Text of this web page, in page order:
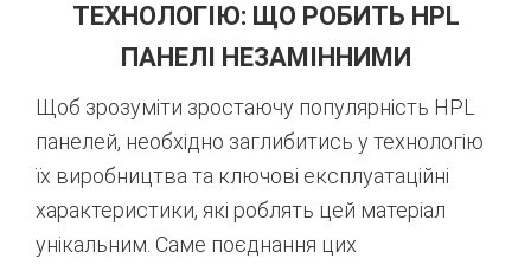
ТЕХНОЛОГІЮ: ЩО РОБИТЬ HPL
ПАНЕЛІ НЕЗАМІННИМИ
Щоб зрозуміти зростаючу популярність HPL
панелей, необхідно заглибитись у технологію
їх виробництва та ключові експлуатаційні
характеристики, які роблять цей матеріал
унікальним. Саме поєднання цих